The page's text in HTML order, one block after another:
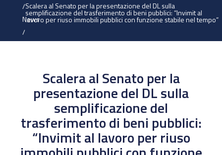
/
News
/
Scalera al Senato per la presentazione del DL sulla
semplificazione del trasferimento di beni pubblici: “Invimit al
lavoro per riuso immobili pubblici con funzione stabile nel tempo”
Scalera al Senato per la
presentazione del DL sulla
semplificazione del
trasferimento di beni pubblici:
“Invimit al lavoro per riuso